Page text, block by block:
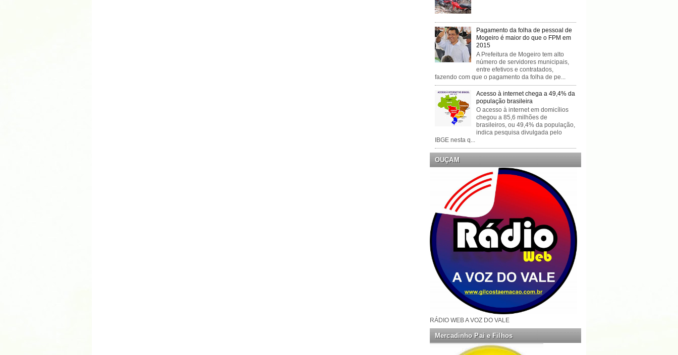
Pagamento da folha de pessoal de
Mogeiro é maior do que o FPM em
2015
A Prefeitura de Mogeiro tem alto
número de servidores municipais,
entre efetivos e contratados,
fazendo com que o pagamento da folha de pe...
Acesso à internet chega a 49,4% da
população brasileira
O acesso à internet em domicílios
chegou a 85,6 milhões de
brasileiros, ou 49,4% da população,
indica pesquisa divulgada pelo
IBGE nesta q...
OUÇAM
RÁDIO WEB A VOZ DO VALE
Mercadinho Pai e Filhos